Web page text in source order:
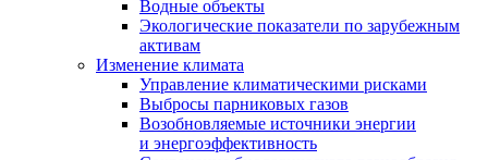
Водные объекты
Экологические показатели по зарубежным
активам
Изменение климата
Управление климатическими рисками
Выбросы парниковых газов
Возобновляемые источники энергии
и энергоэффективность